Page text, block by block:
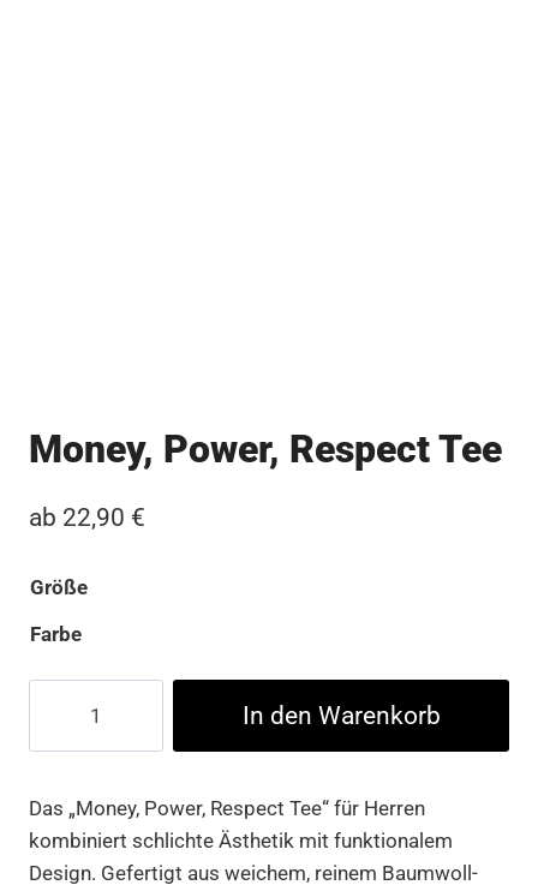
Money, Power, Respect Tee
ab 22,90 €
Größe
Farbe
Respect
Menge
In den Warenkorb
Das „Money, Power, Respect Tee“ für Herren
kombiniert schlichte Ästhetik mit funktionalem
Design. Gefertigt aus weichem, reinem Baumwoll-